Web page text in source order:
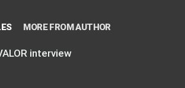
MORE FROM AUTHOR
interview